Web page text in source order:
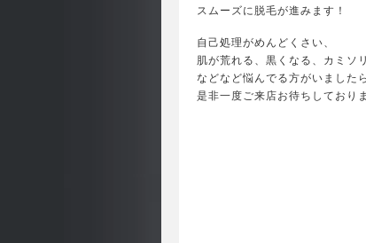
スムーズに脱毛が進みます！
自己処理がめんどくさい、
肌が荒れる、黒くなる、カミソ
などなど悩んでる方がいましたら
是非一度ご来店お待ちしており